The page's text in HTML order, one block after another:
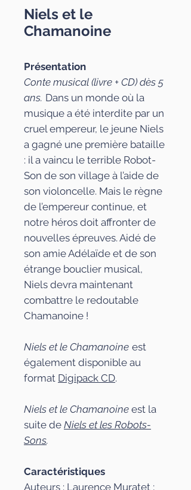
Niels et le
Chamanoine
Présentation
Conte musical (livre + CD) dès 5
ans. Dans un monde où la
musique a été interdite par un
cruel empereur, le jeune Niels
a gagné une première bataille
: il a vaincu le terrible Robot-
Son de son village à l’aide de
son violoncelle. Mais le règne
de l’empereur continue, et
notre héros doit affronter de
nouvelles épreuves. Aidé de
son amie Adélaïde et de son
étrange bouclier musical,
Niels devra maintenant
combattre le redoutable
Chamanoine !
Niels et le Chamanoine est
également disponible au
format Digipack CD.
Niels et le Chamanoine est la
suite de Niels et les Robots-
Sons.
Caractéristiques
Auteurs : Laurence Muratet ;